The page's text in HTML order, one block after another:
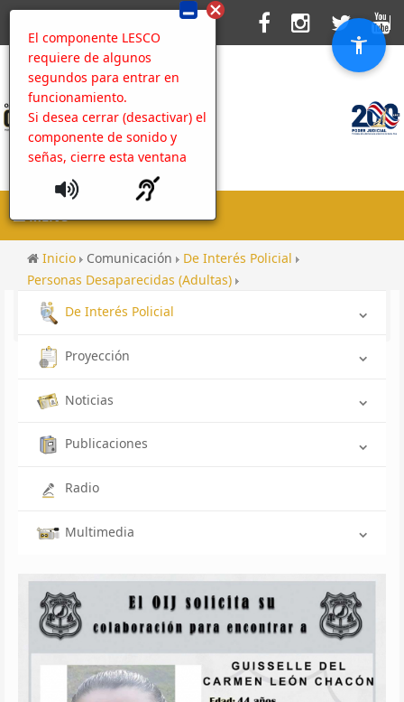
El componente LESCO
requiere de algunos
segundos para entrar en
funcionamiento.
Si desea cerrar (desactivar) el
componente de sonido y
señas, cierre esta ventana
MENU
Inicio Comunicación
De Interés Policial
Personas Desaparecidas (Adultas)
Desaparecida OIJ Grecia: Guisselle del Carmen León
Chacón
De Interés Policial
Proyección
Noticias
Publicaciones
Radio
Multimedia